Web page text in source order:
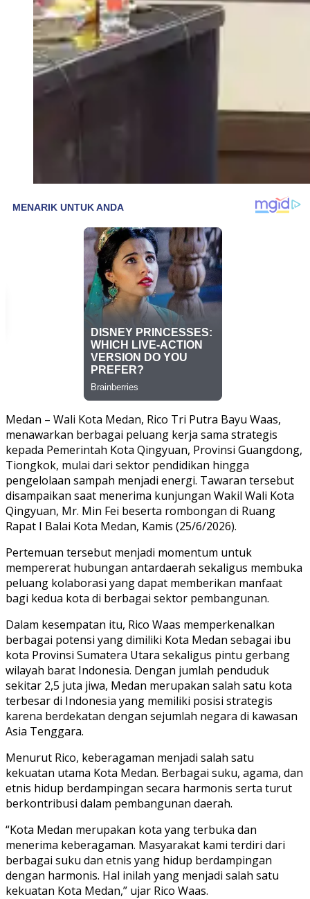
Medan – Wali Kota Medan, Rico Tri Putra Bayu Waas,
menawarkan berbagai peluang kerja sama strategis
kepada Pemerintah Kota Qingyuan, Provinsi Guangdong,
Tiongkok, mulai dari sektor pendidikan hingga
pengelolaan sampah menjadi energi. Tawaran tersebut
disampaikan saat menerima kunjungan Wakil Wali Kota
Qingyuan, Mr. Min Fei beserta rombongan di Ruang
Rapat I Balai Kota Medan, Kamis (25/6/2026).
Pertemuan tersebut menjadi momentum untuk
mempererat hubungan antardaerah sekaligus membuka
peluang kolaborasi yang dapat memberikan manfaat
bagi kedua kota di berbagai sektor pembangunan.
Dalam kesempatan itu, Rico Waas memperkenalkan
berbagai potensi yang dimiliki Kota Medan sebagai ibu
kota Provinsi Sumatera Utara sekaligus pintu gerbang
wilayah barat Indonesia. Dengan jumlah penduduk
sekitar 2,5 juta jiwa, Medan merupakan salah satu kota
terbesar di Indonesia yang memiliki posisi strategis
karena berdekatan dengan sejumlah negara di kawasan
Asia Tenggara.
Menurut Rico, keberagaman menjadi salah satu
kekuatan utama Kota Medan. Berbagai suku, agama, dan
etnis hidup berdampingan secara harmonis serta turut
berkontribusi dalam pembangunan daerah.
“Kota Medan merupakan kota yang terbuka dan
menerima keberagaman. Masyarakat kami terdiri dari
berbagai suku dan etnis yang hidup berdampingan
dengan harmonis. Hal inilah yang menjadi salah satu
kekuatan Kota Medan,” ujar Rico Waas.